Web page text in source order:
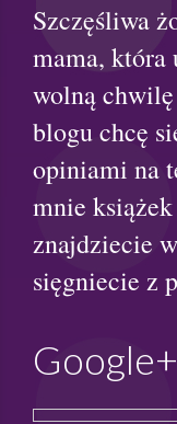
Szczęśliwa
mama, która
wolną
blogu chcę
opiniami na
mnie
znajdziecie
sięgniecie z
Google+